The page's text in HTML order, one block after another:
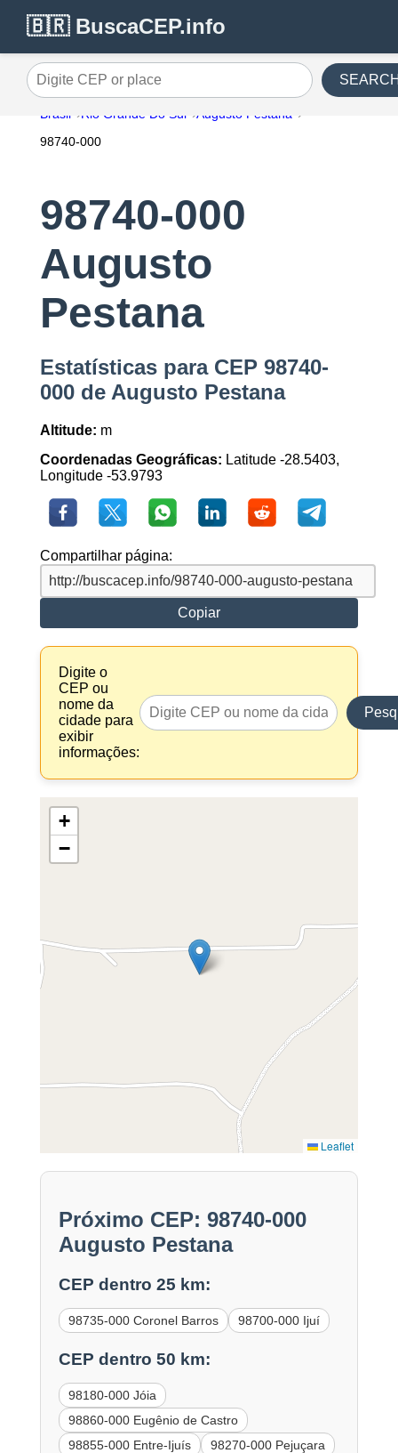
🇧🇷 BuscaCEP.info
Digite CEP or place
Brasil Rio Grande Do Sul
Augusto Pestana
98740-000
98740-000
Augusto
Pestana
Estatísticas para CEP 98740-
000 de Augusto Pestana
Altitude: m
Coordenadas Geográficas: Latitude -28.5403,
Longitude -53.9793
Compartilhar página:
Copiar
Digite o
CEP ou
nome da
cidade para
exibir
informações:
+
−
Leaflet
Próximo CEP: 98740-000
Augusto Pestana
CEP dentro 25 km:
98735-000 Coronel Barros 98700-000 Ijuí
CEP dentro 50 km:
98180-000 Jóia
98860-000 Eugênio de Castro
98855-000 Entre-Ijuís
98270-000 Pejuçara